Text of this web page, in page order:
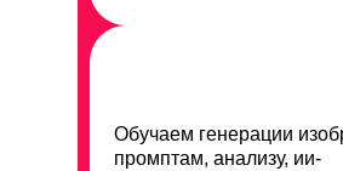
Обучаем генерации
промптам, анализу, ии-